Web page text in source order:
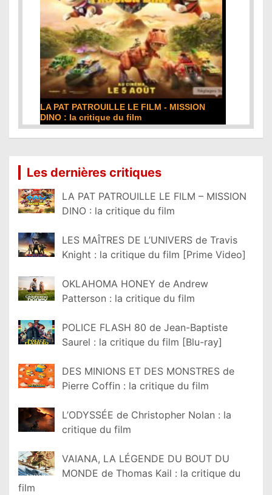
DE LA COMÉDIE-FRANÇAISE : la critique du
film
Les dernières critiques
LA PAT PATROUILLE LE FILM – MISSION
DINO : la critique du film
LES MAÎTRES DE L’UNIVERS de Travis
Knight : la critique du film [Prime Video]
OKLAHOMA HONEY de Andrew
Patterson : la critique du film
POLICE FLASH 80 de Jean-Baptiste
Saurel : la critique du film [Blu-ray]
DES MINIONS ET DES MONSTRES de
Pierre Coffin : la critique du film
L’ODYSSÉE de Christopher Nolan : la
critique du film
VAIANA, LA LÉGENDE DU BOUT DU
MONDE de Thomas Kail : la critique du
film